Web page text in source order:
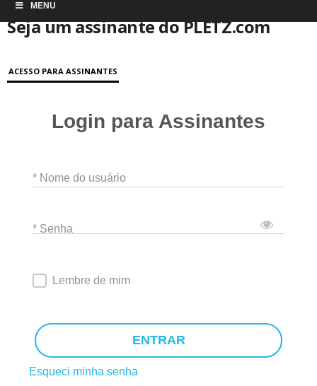
MENU
Início Conta de associação
Seja um assinante do PLETZ.com
ACESSO PARA ASSINANTES
Login para Assinantes
* Nome do usuário
* Senha
Lembre de mim
ENTRAR
Esqueci minha senha